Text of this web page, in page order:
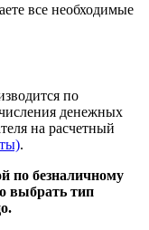
все необходимые
по
денежных
на расчетный
.
по безналичному
выбрать тип